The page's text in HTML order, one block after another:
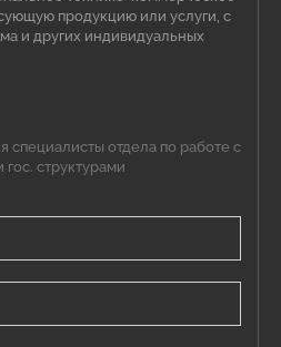
продукцию или услуги, с
и других индивидуальных
специалисты отдела по работе с
структурами